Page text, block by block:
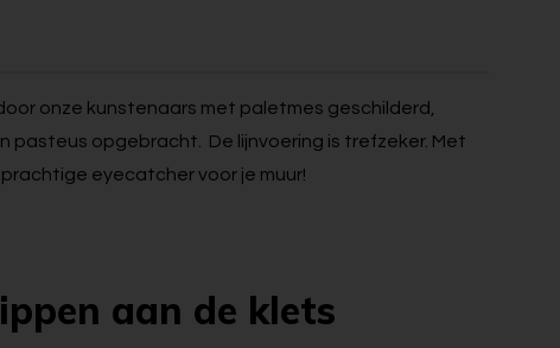
onze kunstenaars met paletmes geschilderd,
pasteus opgebracht. De lijnvoering is trefzeker. Met
eyecatcher voor je muur!
aan de klets